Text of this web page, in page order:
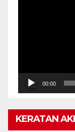
00:00
KERATAN